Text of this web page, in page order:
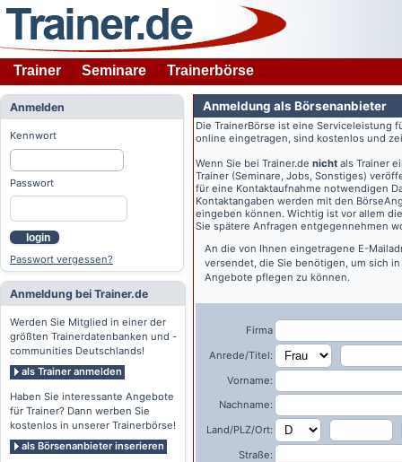
Trainer Seminare Trainerbörse
Anmelden
Kennwort
Passwort
login
Passwort vergessen?
Anmeldung bei Trainer.de
Werden Sie Mitglied in einer der
größten Trainerdatenbanken und -
communities Deutschlands!
als Trainer anmelden
Haben Sie interessante Angebote
für Trainer? Dann werben Sie
kostenlos in unserer Trainerbörse!
als Börsenanbieter inserieren
Anmeldung als Börsenanbieter
Die TrainerBörse ist eine Serviceleistung
online eingetragen, sind kostenlos und
Wenn Sie bei Trainer.de nicht als Trainer
Trainer (Seminare, Jobs, Sonstiges)
für eine Kontaktaufnahme notwendigen
Kontaktangaben werden mit den
eingeben können. Wichtig ist vor allem
Sie spätere Anfragen entgegennehmen
An die von Ihnen eingetragene E-
versendet, die Sie benötigen, um sich
Angebote pflegen zu können.
Firma
Anrede/Titel:
Vorname:
Nachname:
Land/PLZ/Ort:
Straße: